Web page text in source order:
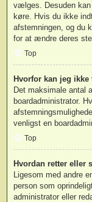
vælges. Desuden kan
køre. Hvis du ikke
afstemningen, og du
for at ændre deres
Top
Hvorfor kan jeg
Det maksimale antal
boardadministrator.
venligst en
Top
Hvordan retter eller
Ligesom med andre
person som
administrator eller